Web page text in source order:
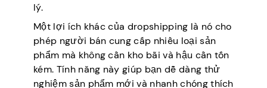
lý.
Một lợi ích khác của dropshipping là nó cho
phép người bán cung cấp nhiều loại sản
phẩm mà không cần kho bãi và hậu cần tốn
kém. Tính năng này giúp bạn dễ dàng thử
nghiệm sản phẩm mới và nhanh chóng thích